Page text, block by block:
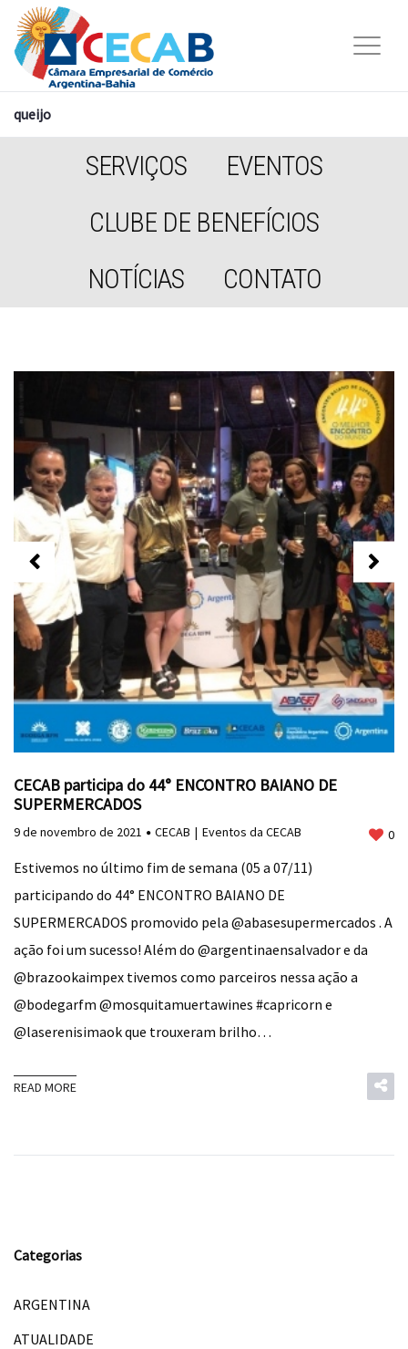
queijo
SERVIÇOS
EVENTOS
CLUBE DE BENEFÍCIOS
NOTÍCIAS
CONTATO
CECAB participa do 44° ENCONTRO BAIANO DE
SUPERMERCADOS
9 de novembro de 2021 CECAB Eventos da CECAB 0
Estivemos no último fim de semana (05 a 07/11)
participando do 44° ENCONTRO BAIANO DE
SUPERMERCADOS promovido pela @abasesupermercados . A
ação foi um sucesso! Além do @argentinaensalvador e da
@brazookaimpex tivemos como parceiros nessa ação a
@bodegarfm @mosquitamuertawines #capricorn e
@laserenisimaok que trouxeram brilho…
READ MORE
Categorias
ARGENTINA
ATUALIDADE